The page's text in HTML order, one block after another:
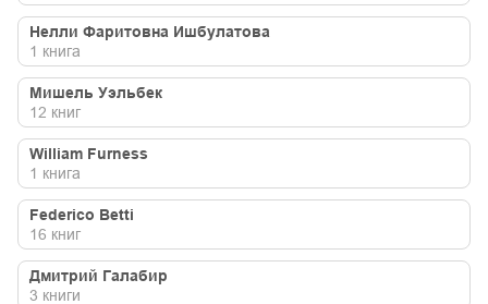
Нелли Фаритовна Ишбулатова
1 книга
Мишель Уэльбек
12 книг
William Furness
1 книга
Federico Betti
16 книг
Дмитрий Галабир
3 книги